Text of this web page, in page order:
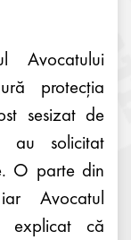
Avocatului
protecția
sesizat de
au solicitat
O parte din
Avocatul
că